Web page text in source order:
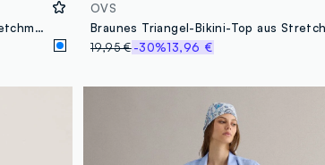
Blaues Triangel-Bikini-Top aus Stretchmaterial
OVS
19,95 €-30%13,96 €